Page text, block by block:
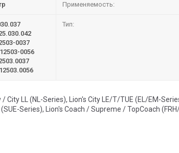
Применяемость:
0037
0056
Тип:
LL (NL-Series), Lion's City LE/T/TUE (EL/EM-
Series), Lion's Coach / Supreme / TopCoach